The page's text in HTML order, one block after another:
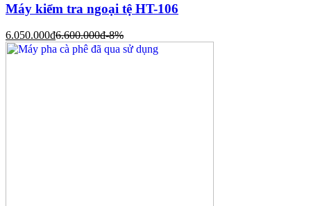
Máy kiểm tra ngoại tệ HT-106
6.050.000đ6.600.000đ-8%